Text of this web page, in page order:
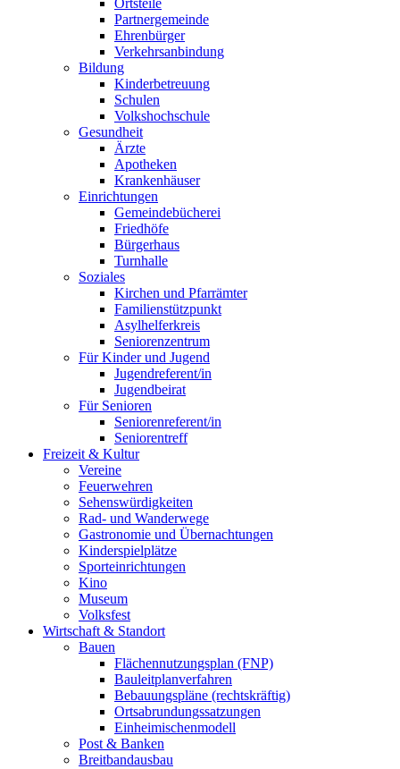
Ortsteile
Partnergemeinde
Ehrenbürger
Verkehrsanbindung
Bildung
Kinderbetreuung
Schulen
Volkshochschule
Gesundheit
Ärzte
Apotheken
Krankenhäuser
Einrichtungen
Gemeindebücherei
Friedhöfe
Bürgerhaus
Turnhalle
Soziales
Kirchen und Pfarrämter
Familienstützpunkt
Asylhelferkreis
Seniorenzentrum
Für Kinder und Jugend
Jugendreferent/in
Jugendbeirat
Für Senioren
Seniorenreferent/in
Seniorentreff
Freizeit & Kultur
Vereine
Feuerwehren
Sehenswürdigkeiten
Rad- und Wanderwege
Gastronomie und Übernachtungen
Kinderspielplätze
Sporteinrichtungen
Kino
Museum
Volksfest
Wirtschaft & Standort
Bauen
Flächennutzungsplan (FNP)
Bauleitplanverfahren
Bebauungspläne (rechtskräftig)
Ortsabrundungssatzungen
Einheimischenmodell
Post & Banken
Breitbandausbau